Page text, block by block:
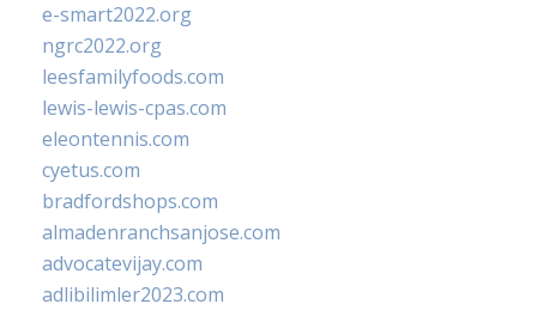
e-smart2022.org
ngrc2022.org
leesfamilyfoods.com
lewis-lewis-cpas.com
eleontennis.com
cyetus.com
bradfordshops.com
almadenranchsanjose.com
advocatevijay.com
adlibilimler2023.com